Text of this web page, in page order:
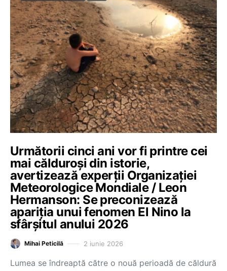
Următorii cinci ani vor fi printre cei
mai călduroși din istorie,
avertizează experții Organizației
Meteorologice Mondiale / Leon
Hermanson: Se preconizează
apariția unui fenomen El Nino la
sfârșitul anului 2026
Mihai Peticilă 2 iunie 2026
Lumea se îndreaptă către o nouă perioadă de căldură